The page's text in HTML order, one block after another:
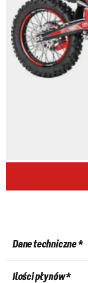
Dane techniczne *
Ilości płynów *